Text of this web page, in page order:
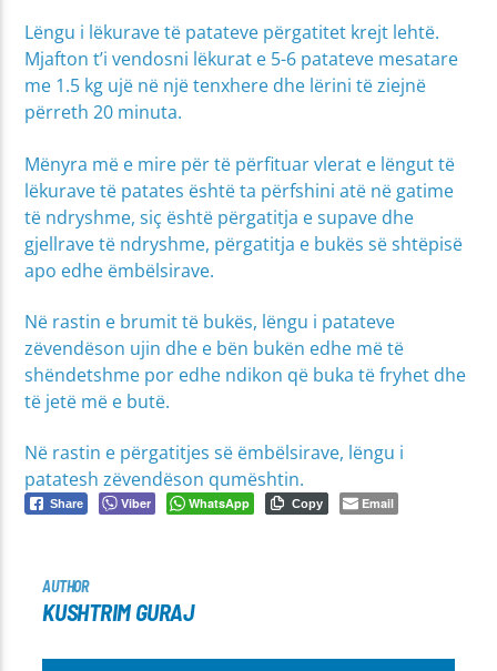
Lëngu i lëkurave të patateve përgatitet krejt lehtë.
Mjafton t’i vendosni lëkurat e 5-6 patateve mesatare
me 1.5 kg ujë në një tenxhere dhe lërini të ziejnë
përreth 20 minuta.
Mënyra më e mire për të përfituar vlerat e lëngut të
lëkurave të patates është ta përfshini atë në gatime
të ndryshme, siç është përgatitja e supave dhe
gjellrave të ndryshme, përgatitja e bukës së shtëpisë
apo edhe ëmbëlsirave.
Në rastin e brumit të bukës, lëngu i patateve
zëvendëson ujin dhe e bën bukën edhe më të
shëndetshme por edhe ndikon që buka të fryhet dhe
të jetë më e butë.
Në rastin e përgatitjes së ëmbëlsirave, lëngu i
patatesh zëvendëson qumështin.
Share Viber WhatsApp Copy Email
AUTHOR
KUSHTRIM GURAJ